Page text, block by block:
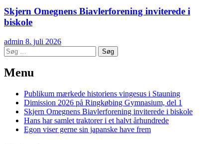
Skjern Omegnens Biavlerforening inviterede i
biskole
admin 8. juli 2026
Søg
efter:
Menu
Publikum mærkede historiens vingesus i Stauning
Dimission 2026 på Ringkøbing Gymnasium, del 1
Skjern Omegnens Biavlerforening inviterede i biskole
Hans har samlet traktorer i et halvt århundrede
Egon viser gerne sin japanske have frem